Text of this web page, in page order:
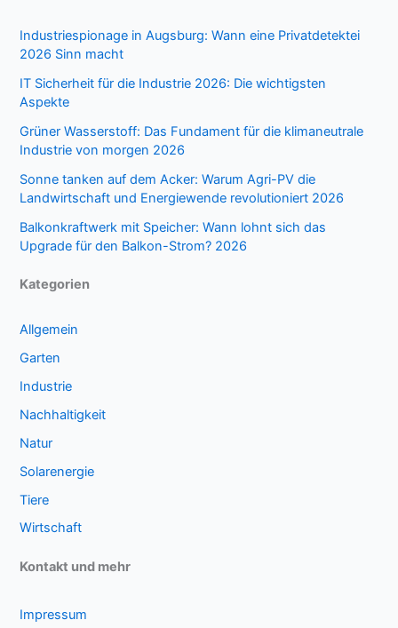
Industriespionage in Augsburg: Wann eine Privatdetektei
2026 Sinn macht
IT Sicherheit für die Industrie 2026: Die wichtigsten
Aspekte
Grüner Wasserstoff: Das Fundament für die klimaneutrale
Industrie von morgen 2026
Sonne tanken auf dem Acker: Warum Agri-PV die
Landwirtschaft und Energiewende revolutioniert 2026
Balkonkraftwerk mit Speicher: Wann lohnt sich das
Upgrade für den Balkon-Strom? 2026
Kategorien
Allgemein
Garten
Industrie
Nachhaltigkeit
Natur
Solarenergie
Tiere
Wirtschaft
Kontakt und mehr
Impressum